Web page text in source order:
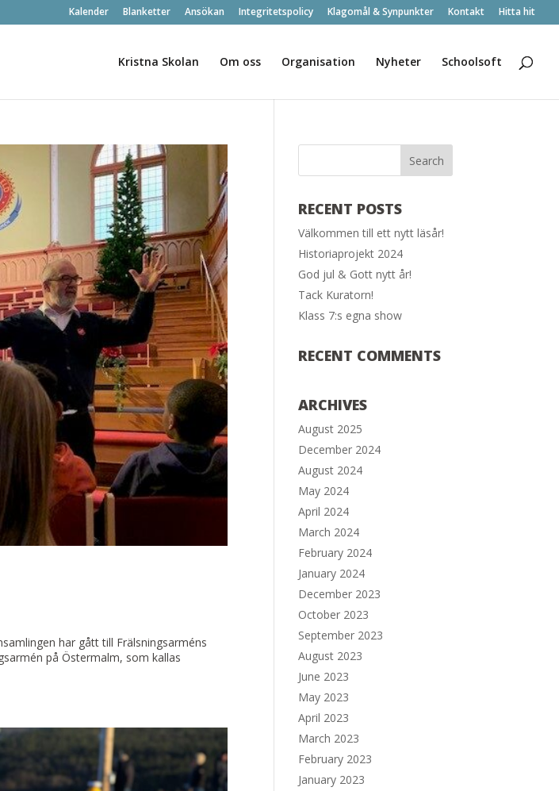
Kalender Blanketter Ansökan Integritetspolicy Klagomål & Synpunkter Kontakt Hitta hit
Kristna Skolan Om oss Organisation Nyheter Schoolsoft
har gått till Frälsningsarméns
på Östermalm, som kallas
RECENT POSTS
Välkommen till ett nytt läsår!
Historiaprojekt 2024
God jul & Gott nytt år!
Tack Kuratorn!
Klass 7:s egna show
RECENT COMMENTS
ARCHIVES
August 2025
December 2024
August 2024
May 2024
April 2024
March 2024
February 2024
January 2024
December 2023
October 2023
September 2023
August 2023
June 2023
May 2023
April 2023
March 2023
February 2023
January 2023